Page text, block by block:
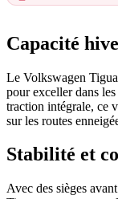
Capacité
Le Volkswagen
pour exceller dans
traction intégrale, ce
sur les routes
Stabilité et
Avec des sièges